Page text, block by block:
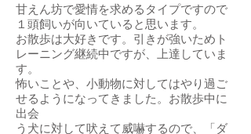
甘えん坊で愛情を求めるタイプですので
１頭飼いが向いていると思います。
お散歩は大好きです。引きが強いためト
レーニング継続中ですが、上達していま
す。
怖いことや、小動物に対してはやり過ご
せるようになってきました。お散歩中に
出会
う犬に対して吠えて威嚇するので、「ダ